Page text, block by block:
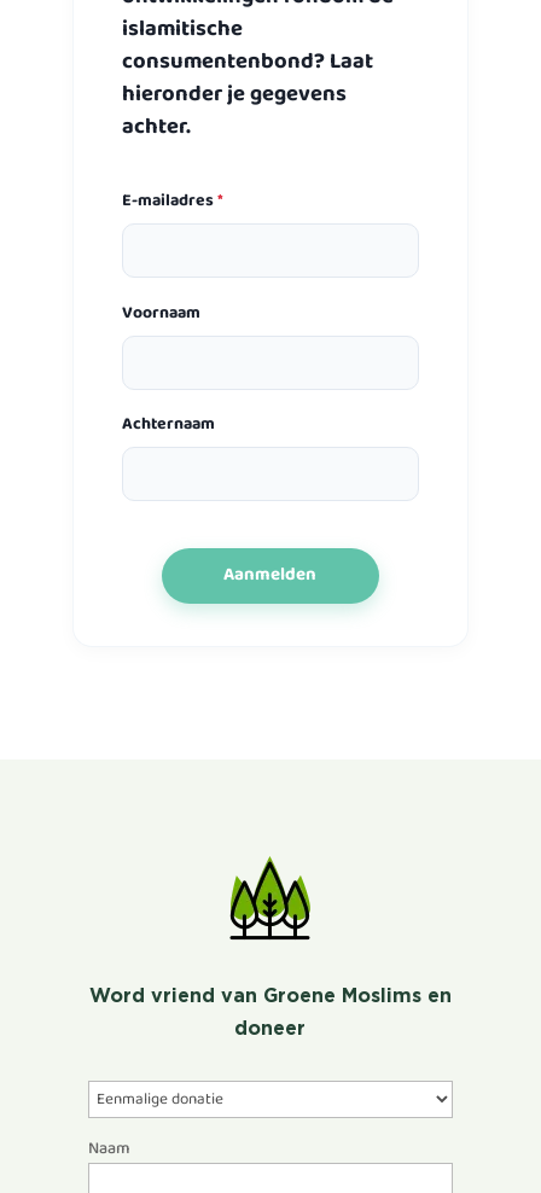
islamitische
consumentenbond? Laat
hieronder je gegevens
achter.
E-mailadres*
Voornaam
Achternaam
Aanmelden
Word vriend van Groene Moslims en
doneer
Naam